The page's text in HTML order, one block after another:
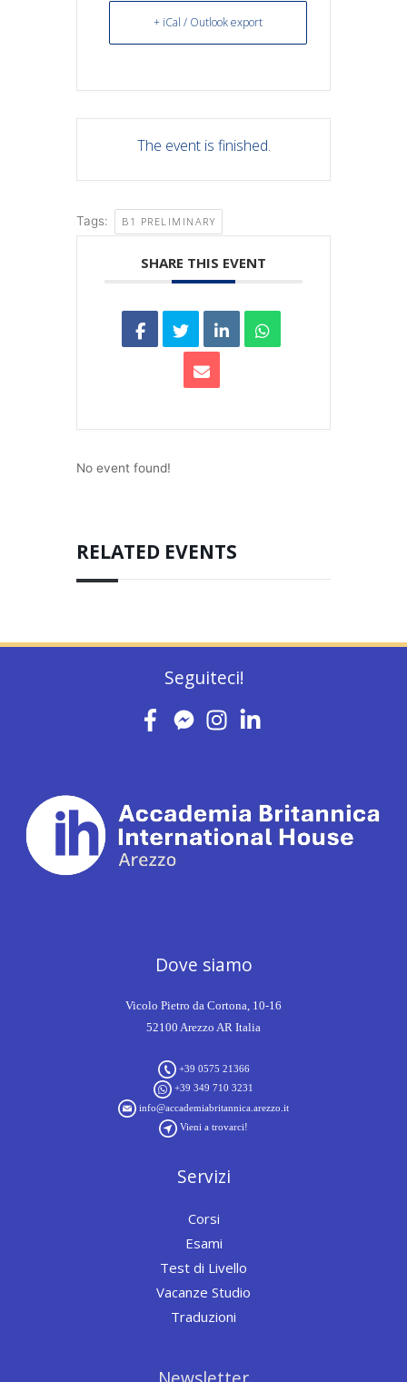
+ iCal / Outlook export
The event is finished.
Tags: B1 PRELIMINARY
SHARE THIS EVENT
No event found!
RELATED EVENTS
Seguiteci!
Dove siamo
Vicolo Pietro da Cortona, 10-16
52100 Arezzo AR Italia
+39 0575 21366
+39 349 710 3231
info@accademiabritannica.arezzo.it
Vieni a trovarci!
Servizi
Corsi
Esami
Test di Livello
Vacanze Studio
Traduzioni